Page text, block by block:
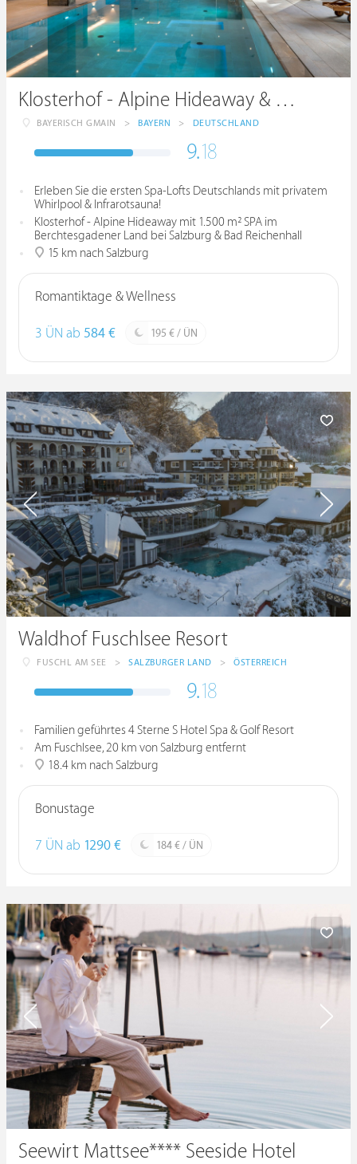
Klosterhof - Alpine Hideaway & Spa
BAYERISCH GMAIN > BAYERN > DEUTSCHLAND
9.18
Erleben Sie die ersten Spa-Lofts Deutschlands mit privatem
Whirlpool & Infrarotsauna!
Klosterhof - Alpine Hideaway mit 1.500 m² SPA im
Berchtesgadener Land bei Salzburg & Bad Reichenhall
15 km nach Salzburg
Romantiktage & Wellness
3 ÜN ab 584 € 195 € / ÜN
Waldhof Fuschlsee Resort
FUSCHL AM SEE > SALZBURGER LAND > ÖSTERREICH
9.18
Familien geführtes 4 Sterne S Hotel Spa & Golf Resort
Am Fuschlsee, 20 km von Salzburg entfernt
18.4 km nach Salzburg
Bonustage
7 ÜN ab 1290 € 184 € / ÜN
Seewirt Mattsee**** Seeside Hotel